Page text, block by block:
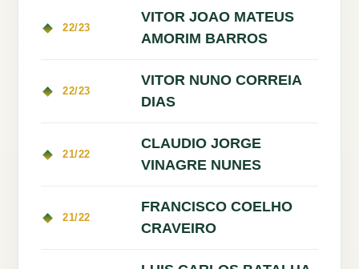
22/23
VITOR JOAO MATEUS
AMORIM BARROS
22/23
VITOR NUNO CORREIA
DIAS
21/22
CLAUDIO JORGE
VINAGRE NUNES
21/22
FRANCISCO COELHO
CRAVEIRO